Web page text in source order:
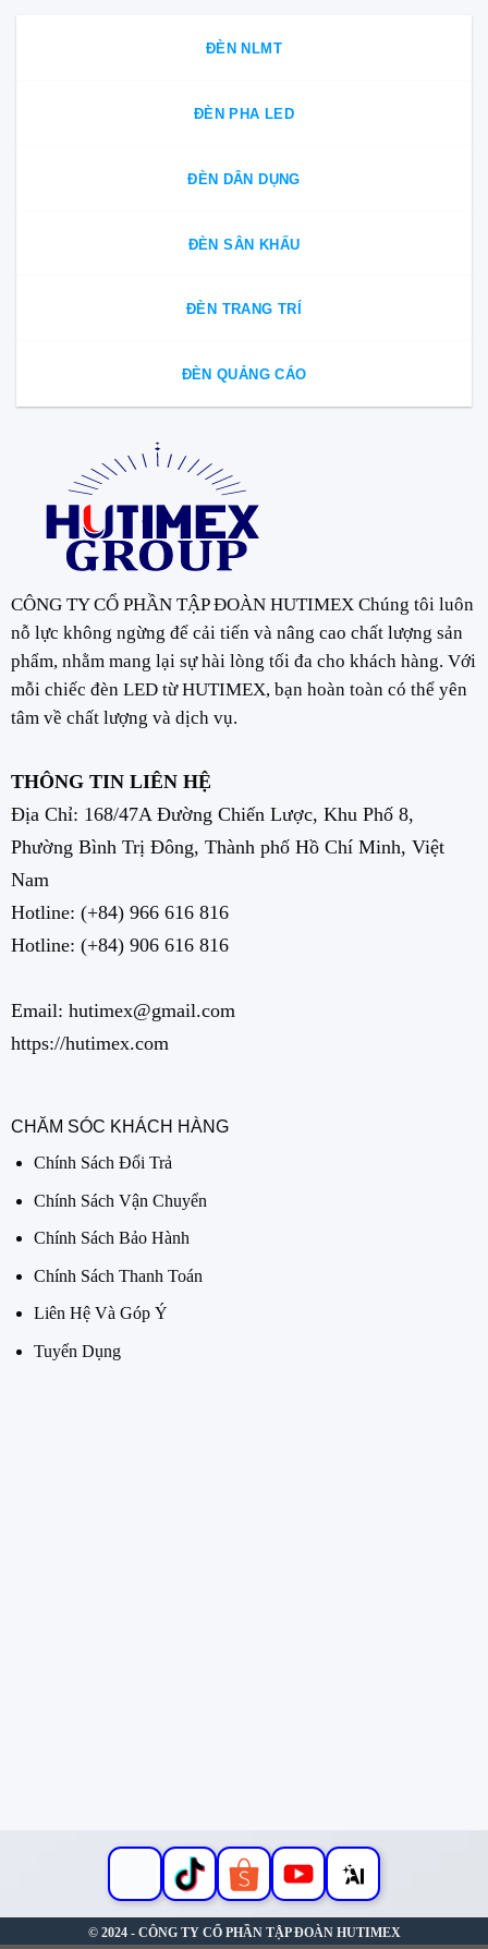
ĐÈN NLMT
ĐÈN PHA LED
ĐÈN DÂN DỤNG
ĐÈN SÂN KHẤU
ĐÈN TRANG TRÍ
ĐÈN QUẢNG CÁO
CÔNG TY CỔ PHẦN TẬP ĐOÀN HUTIMEX Chúng tôi luôn
nỗ lực không ngừng để cải tiến và nâng cao chất lượng sản
phẩm, nhằm mang lại sự hài lòng tối đa cho khách hàng. Với
mỗi chiếc đèn LED từ HUTIMEX, bạn hoàn toàn có thể yên
tâm về chất lượng và dịch vụ.
THÔNG TIN LIÊN HỆ
Địa Chỉ: 168/47A Đường Chiến Lược, Khu Phố 8,
Phường Bình Trị Đông, Thành phố Hồ Chí Minh, Việt
Nam
Hotline: (+84) 966 616 816
Hotline: (+84) 906 616 816
Email: hutimex@gmail.com
https://hutimex.com
CHĂM SÓC KHÁCH HÀNG
Chính Sách Đổi Trả
Chính Sách Vận Chuyển
Chính Sách Bảo Hành
Chính Sách Thanh Toán
Liên Hệ Và Góp Ý
Tuyển Dụng
© 2024 - CÔNG TY CỔ PHẦN TẬP ĐOÀN HUTIMEX